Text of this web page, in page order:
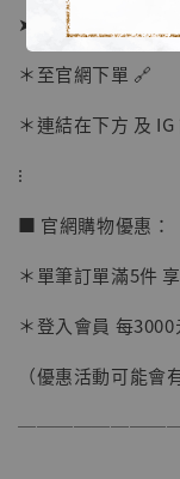
【現貨
子彈飛
NT$ 4,980
➤ 訂購方式：
＊至官網下單 🔗
＊連結在下方 及 IG
⁝
■ 官網購物優惠：
＊單筆訂單滿5件 享
＊登入會員 每3000
（優惠活動可能會